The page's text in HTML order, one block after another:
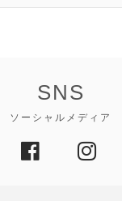
SNS
ソーシャルメディア